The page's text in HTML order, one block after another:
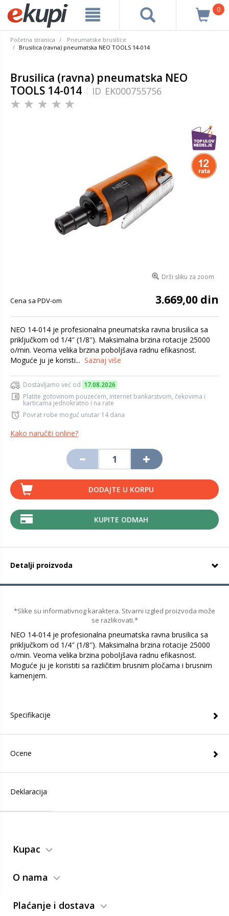
0
Početna stranica
Pneumatske brusilice
Brusilica (ravna) pneumatska NEO TOOLS 14-014
Brusilica (ravna) pneumatska NEO
TOOLS 14-014
ID EK000755756
Drži sliku za zoom
Cena sa PDV-om 3.669,00 din
NEO 14-014 je profesionalna pneumatska ravna brusilica sa
priključkom od 1/4″ (1/8″). Maksimalna brzina rotacije 25000
o/min. Veoma velika brzina poboljšava radnu efikasnost.
Moguće ju je koristi... Saznaj više
Dostavljamo već od 17.08.2026
Platite gotovinom pouzećem, internet bankarstvom, čekovima i
karticama jednokratno i na rate
Povrat robe moguć unutar 14 dana
Kako naručiti online?
DODAJTE U KORPU
KUPITE ODMAH
Detalji proizvoda
*Slike su informativnog karaktera. Stvarni izgled proizvoda može
se razlikovati.*
NEO 14-014 je profesionalna pneumatska ravna brusilica sa
priključkom od 1/4″ (1/8″). Maksimalna brzina rotacije 25000
o/min. Veoma velika brzina poboljšava radnu efikasnost.
Moguće ju je koristiti sa različitim brusnim pločama i brusnim
kamenjem.
Specifikacije
Ocene
Deklaracija
Kupac
O nama
Plaćanje i dostava